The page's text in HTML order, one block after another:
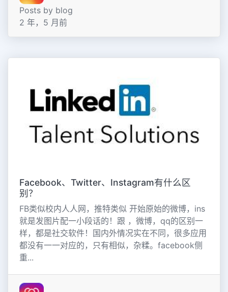
Posts by blog
2 年，5 月前
Facebook、Twitter、Instagram有什么区
别？
FB类似校内人人网，推特类似 开始原始的微博，ins
就是发图片配一小段话的！跟 ，微博，qq的区别一
样，都是社交软件！国内外情况实在不同，很多应用
都没有一一对应的，只有相似，杂糅。facebook侧
重...